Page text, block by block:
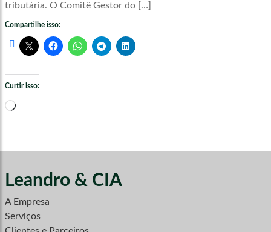
tributária. O Comitê Gestor do […]
Compartilhe isso:
Curtir isso:
Carregando...
Leandro & CIA
A Empresa
Serviços